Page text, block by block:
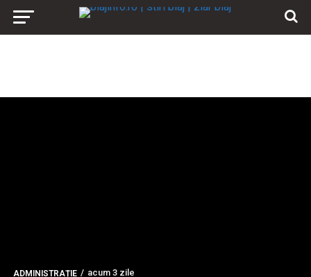
ADMINISTRAȚIE acum 3 zile